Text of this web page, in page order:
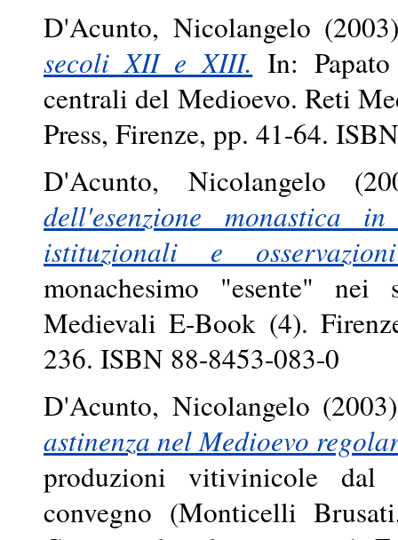
D'Acunto, Nicolangelo
secoli XII e XIII. In:
centrali del Medioevo. Reti
Press, Firenze, pp. 41-64.
D'Acunto, Nicolangelo
dell'esenzione monastica
istituzionali e
monachesimo "esente"
Medievali E-Book (4).
236. ISBN 88-8453-083-0
D'Acunto, Nicolangelo
astinenza nel Medioevo
produzioni vitivinicole
convegno (Monticelli